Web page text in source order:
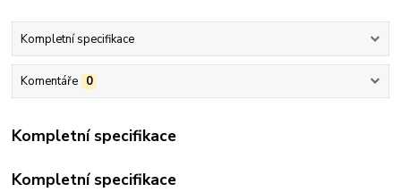
Kompletní specifikace
Komentáře 0
Kompletní specifikace
Kompletní specifikace